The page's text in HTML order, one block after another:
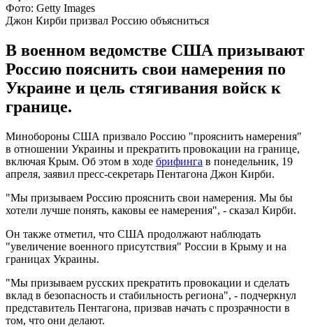
Фото: Getty Images
Джон Кирби призвал Россию объясниться
В военном ведомстве США призывают
Россию пояснить свои намерения по
Украине и цель стягивания войск к
границе.
Минобороны США призвало Россию "прояснить намерения"
в отношении Украины и прекратить провокации на границе,
включая Крым. Об этом в ходе брифинга в понедельник, 19
апреля, заявил пресс-секретарь Пентагона Джон Кирби.
"Мы призываем Россию прояснить свои намерения. Мы бы
хотели лучше понять, каковы ее намерения", - сказал Кирби.
Он также отметил, что США продолжают наблюдать
"увеличение военного присутствия" России в Крыму и на
границах Украины.
"Мы призываем русских прекратить провокации и сделать
вклад в безопасность и стабильность региона", - подчеркнул
представитель Пентагона, призвав начать с прозрачности в
том, что они делают.